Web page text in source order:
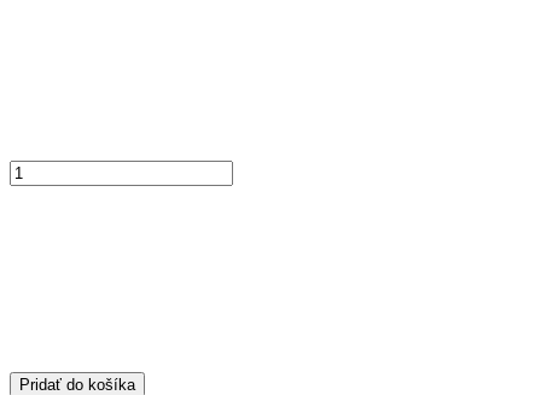
Pridať do košíka